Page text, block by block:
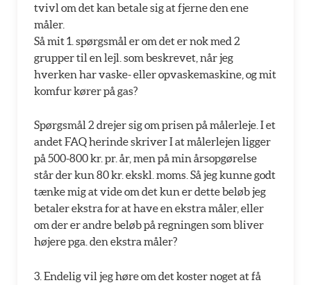
tvivl om det kan betale sig at fjerne den ene
måler.
Så mit 1. spørgsmål er om det er nok med 2
grupper til en lejl. som beskrevet, når jeg
hverken har vaske- eller opvaskemaskine, og mit
komfur kører på gas?
Spørgsmål 2 drejer sig om prisen på målerleje. I et
andet FAQ herinde skriver I at målerlejen ligger
på 500-800 kr. pr. år, men på min årsopgørelse
står der kun 80 kr. ekskl. moms. Så jeg kunne godt
tænke mig at vide om det kun er dette beløb jeg
betaler ekstra for at have en ekstra måler, eller
om der er andre beløb på regningen som bliver
højere pga. den ekstra måler?
3. Endelig vil jeg høre om det koster noget at få